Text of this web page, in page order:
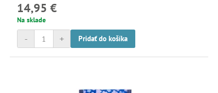
14,95 €
Na sklade
+
- Pridať do košíka